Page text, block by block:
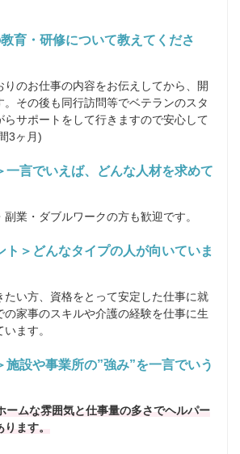
育・研修について教えてくださ
りのお仕事の内容をお伝えしてから、開
。その後も同行訪問等でベテランのスタ
らサポートをして行きますので安心して
3ヶ月)
一言でいえば、どんな人材を求めて
業・ダブルワークの方も歓迎です。
ト＞どんなタイプの人が向いていま
たい方、資格をとって安定した仕事に就
の家事のスキルや介護の経験を仕事に生
ます。
施設や事業所の”強み”を一言でいう
ムな雰囲気と仕事量の多さでヘルパー
ます。